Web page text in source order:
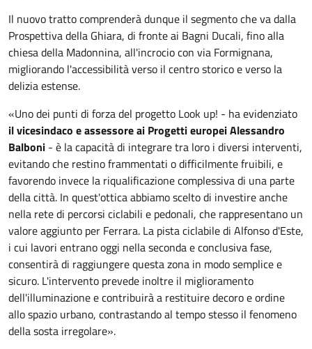
Il nuovo tratto comprenderà dunque il segmento che va dalla
Prospettiva della Ghiara, di fronte ai Bagni Ducali, fino alla
chiesa della Madonnina, all'incrocio con via Formignana,
migliorando l'accessibilità verso il centro storico e verso la
delizia estense.
«Uno dei punti di forza del progetto Look up! - ha evidenziato
il vicesindaco e assessore ai Progetti europei Alessandro
Balboni - è la capacità di integrare tra loro i diversi interventi,
evitando che restino frammentati o difficilmente fruibili, e
favorendo invece la riqualificazione complessiva di una parte
della città. In quest'ottica abbiamo scelto di investire anche
nella rete di percorsi ciclabili e pedonali, che rappresentano un
valore aggiunto per Ferrara. La pista ciclabile di Alfonso d'Este,
i cui lavori entrano oggi nella seconda e conclusiva fase,
consentirà di raggiungere questa zona in modo semplice e
sicuro. L'intervento prevede inoltre il miglioramento
dell'illuminazione e contribuirà a restituire decoro e ordine
allo spazio urbano, contrastando al tempo stesso il fenomeno
della sosta irregolare».